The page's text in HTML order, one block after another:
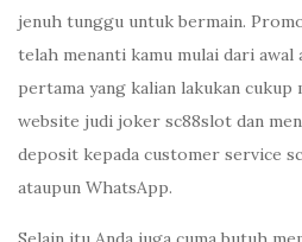
jenuh tunggu untuk bermain.
telah menanti kamu mulai dari awal
pertama yang kalian lakukan cukup
website judi joker sc88slot dan
deposit kepada customer service
ataupun WhatsApp.